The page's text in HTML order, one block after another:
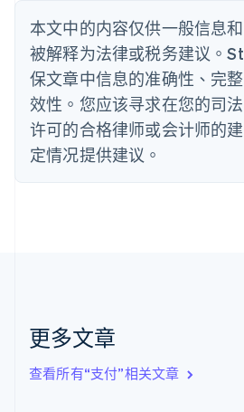
本文中的内容仅供一般信息
被解释为法律或税务建议。
保文章中信息的准确性、完
效性。您应该寻求在您的司
许可的合格律师或会计师的
定情况提供建议。
更多文章
查看所有“支付”相关文章
丹麦
德国
DeutschEnglish
法国
FrançaisEnglish
芬兰
EnglishSvenska
English
English